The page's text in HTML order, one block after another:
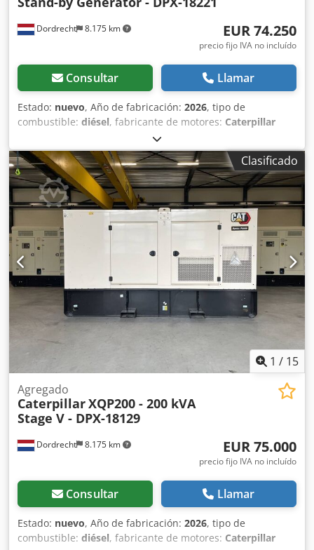
Dordrecht 8.175 km EUR 74.250
precio fijo IVA no incluído
Consultar Llamar
Estado: nuevo, Año de fabricación: 2026, tipo de
combustible: diésel, fabricante de motores: Caterpillar
, Uso previsto: construcción Peso en vacío: 3886 kg
Potencia del generador: 550 kVA Dcodpfx Ajxvk Hwsqrok
Dimensiones de la zona de carga: 477 x 163 x 236 cm
Marcado CE: sí Condiciones de entrega: EXW Capacidad
del depósito de agua: 721 l País de fabricación: CN Para
obtener más información, póngase en contacto con el
equipo de DPX. = Opciones y accesorios adicionales = -
Batería - Panel de control - Techo de acero - Cisterna
Clasificado
1 / 15
Dordrecht 8.175 km
Agregado
CaterpillarXQP200 - 200 kVA
Stage V - DPX-18129
EUR 75.000
precio fijo IVA no incluído
Consultar Llamar
Estado: nuevo, Año de fabricación: 2026, tipo de
combustible: diésel, fabricante de motores: Caterpillar